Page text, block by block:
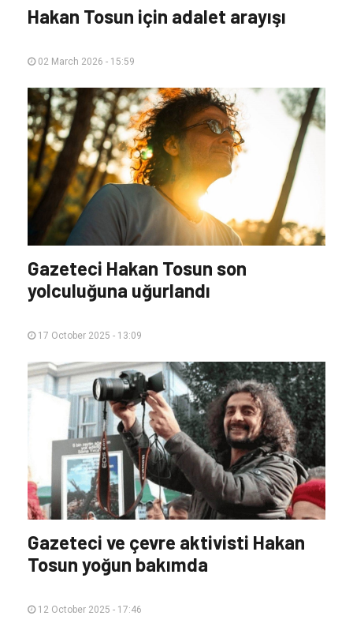
Hakan Tosun için adalet arayışı
02 March 2026 - 15:59
Gazeteci Hakan Tosun son
yolculuğuna uğurlandı
17 October 2025 - 13:09
Gazeteci ve çevre aktivisti Hakan
Tosun yoğun bakımda
12 October 2025 - 17:46